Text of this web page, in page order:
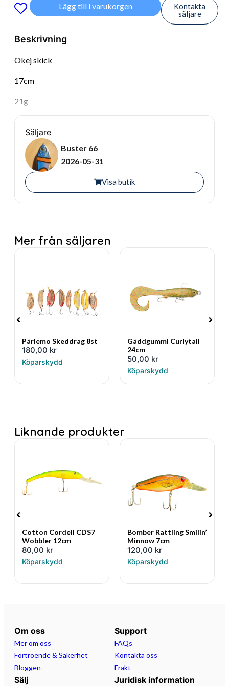
Lägg till i varukorgen
Kontakta
säljare
Beskrivning
Okej skick
17cm
21g
Säljare
Buster 66
2026-05-31
Visa butik
Mer från säljaren
Pärlemo Skeddrag 8st
180,00 kr
Köparskydd
Gäddgummi Curlytail
24cm
50,00 kr
Köparskydd
Liknande produkter
Cotton Cordell CDS7
Wobbler 12cm
80,00 kr
Köparskydd
Bomber Rattling Smilin’
Minnow 7cm
120,00 kr
Köparskydd
Om oss
Mer om oss
Förtroende & Säkerhet
Bloggen
Support
FAQs
Kontakta oss
Frakt
Sälj Juridisk information